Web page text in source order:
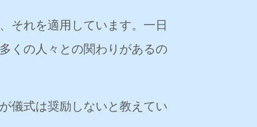
それを適用しています。一日
くの人々との関わりがあるの
儀式は奨励しないと教えてい